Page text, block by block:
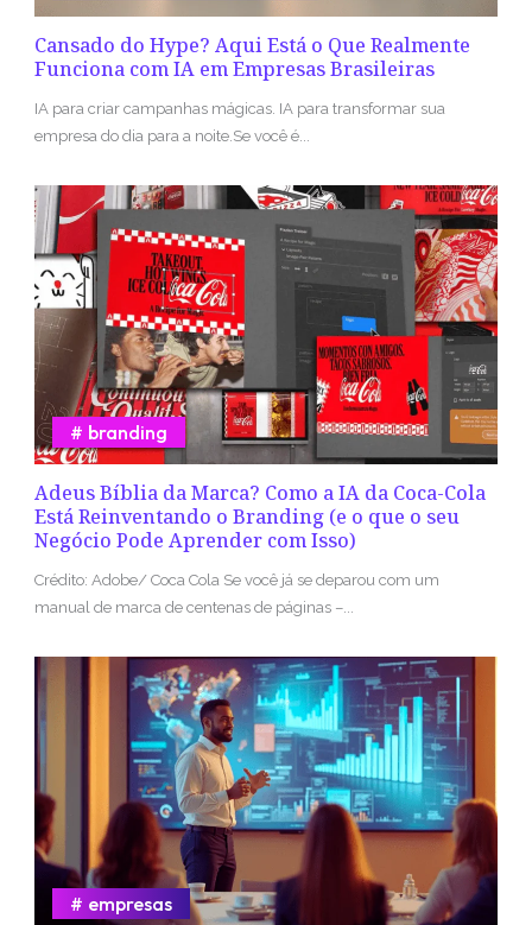
Cansado do Hype? Aqui Está o Que Realmente
Funciona com IA em Empresas Brasileiras
IA para criar campanhas mágicas. IA para transformar sua
empresa do dia para a noite.Se você é...
Adeus Bíblia da Marca? Como a IA da Coca-Cola
Está Reinventando o Branding (e o que o seu
Negócio Pode Aprender com Isso)
branding
Crédito: Adobe/ Coca Cola Se você já se deparou com um
manual de marca de centenas de páginas –...
empresas